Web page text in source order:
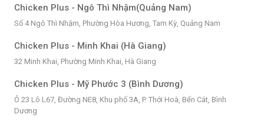
Chicken Plus - Ngô Thì Nhậm(Quảng Nam)
Số 4 Ngô Thì Nhậm, Phường Hòa Hương, Tam Kỳ, Quảng Nam
Chicken Plus - Minh Khai (Hà Giang)
32 Minh Khai, Phường Minh Khai, Hà Giang
Chicken Plus - Mỹ Phước 3 (Bình Dương)
Ô 23 Lô L67, Đường NE8, Khu phố 3A, P. Thới Hoà, Bến Cát, Bình
Dương